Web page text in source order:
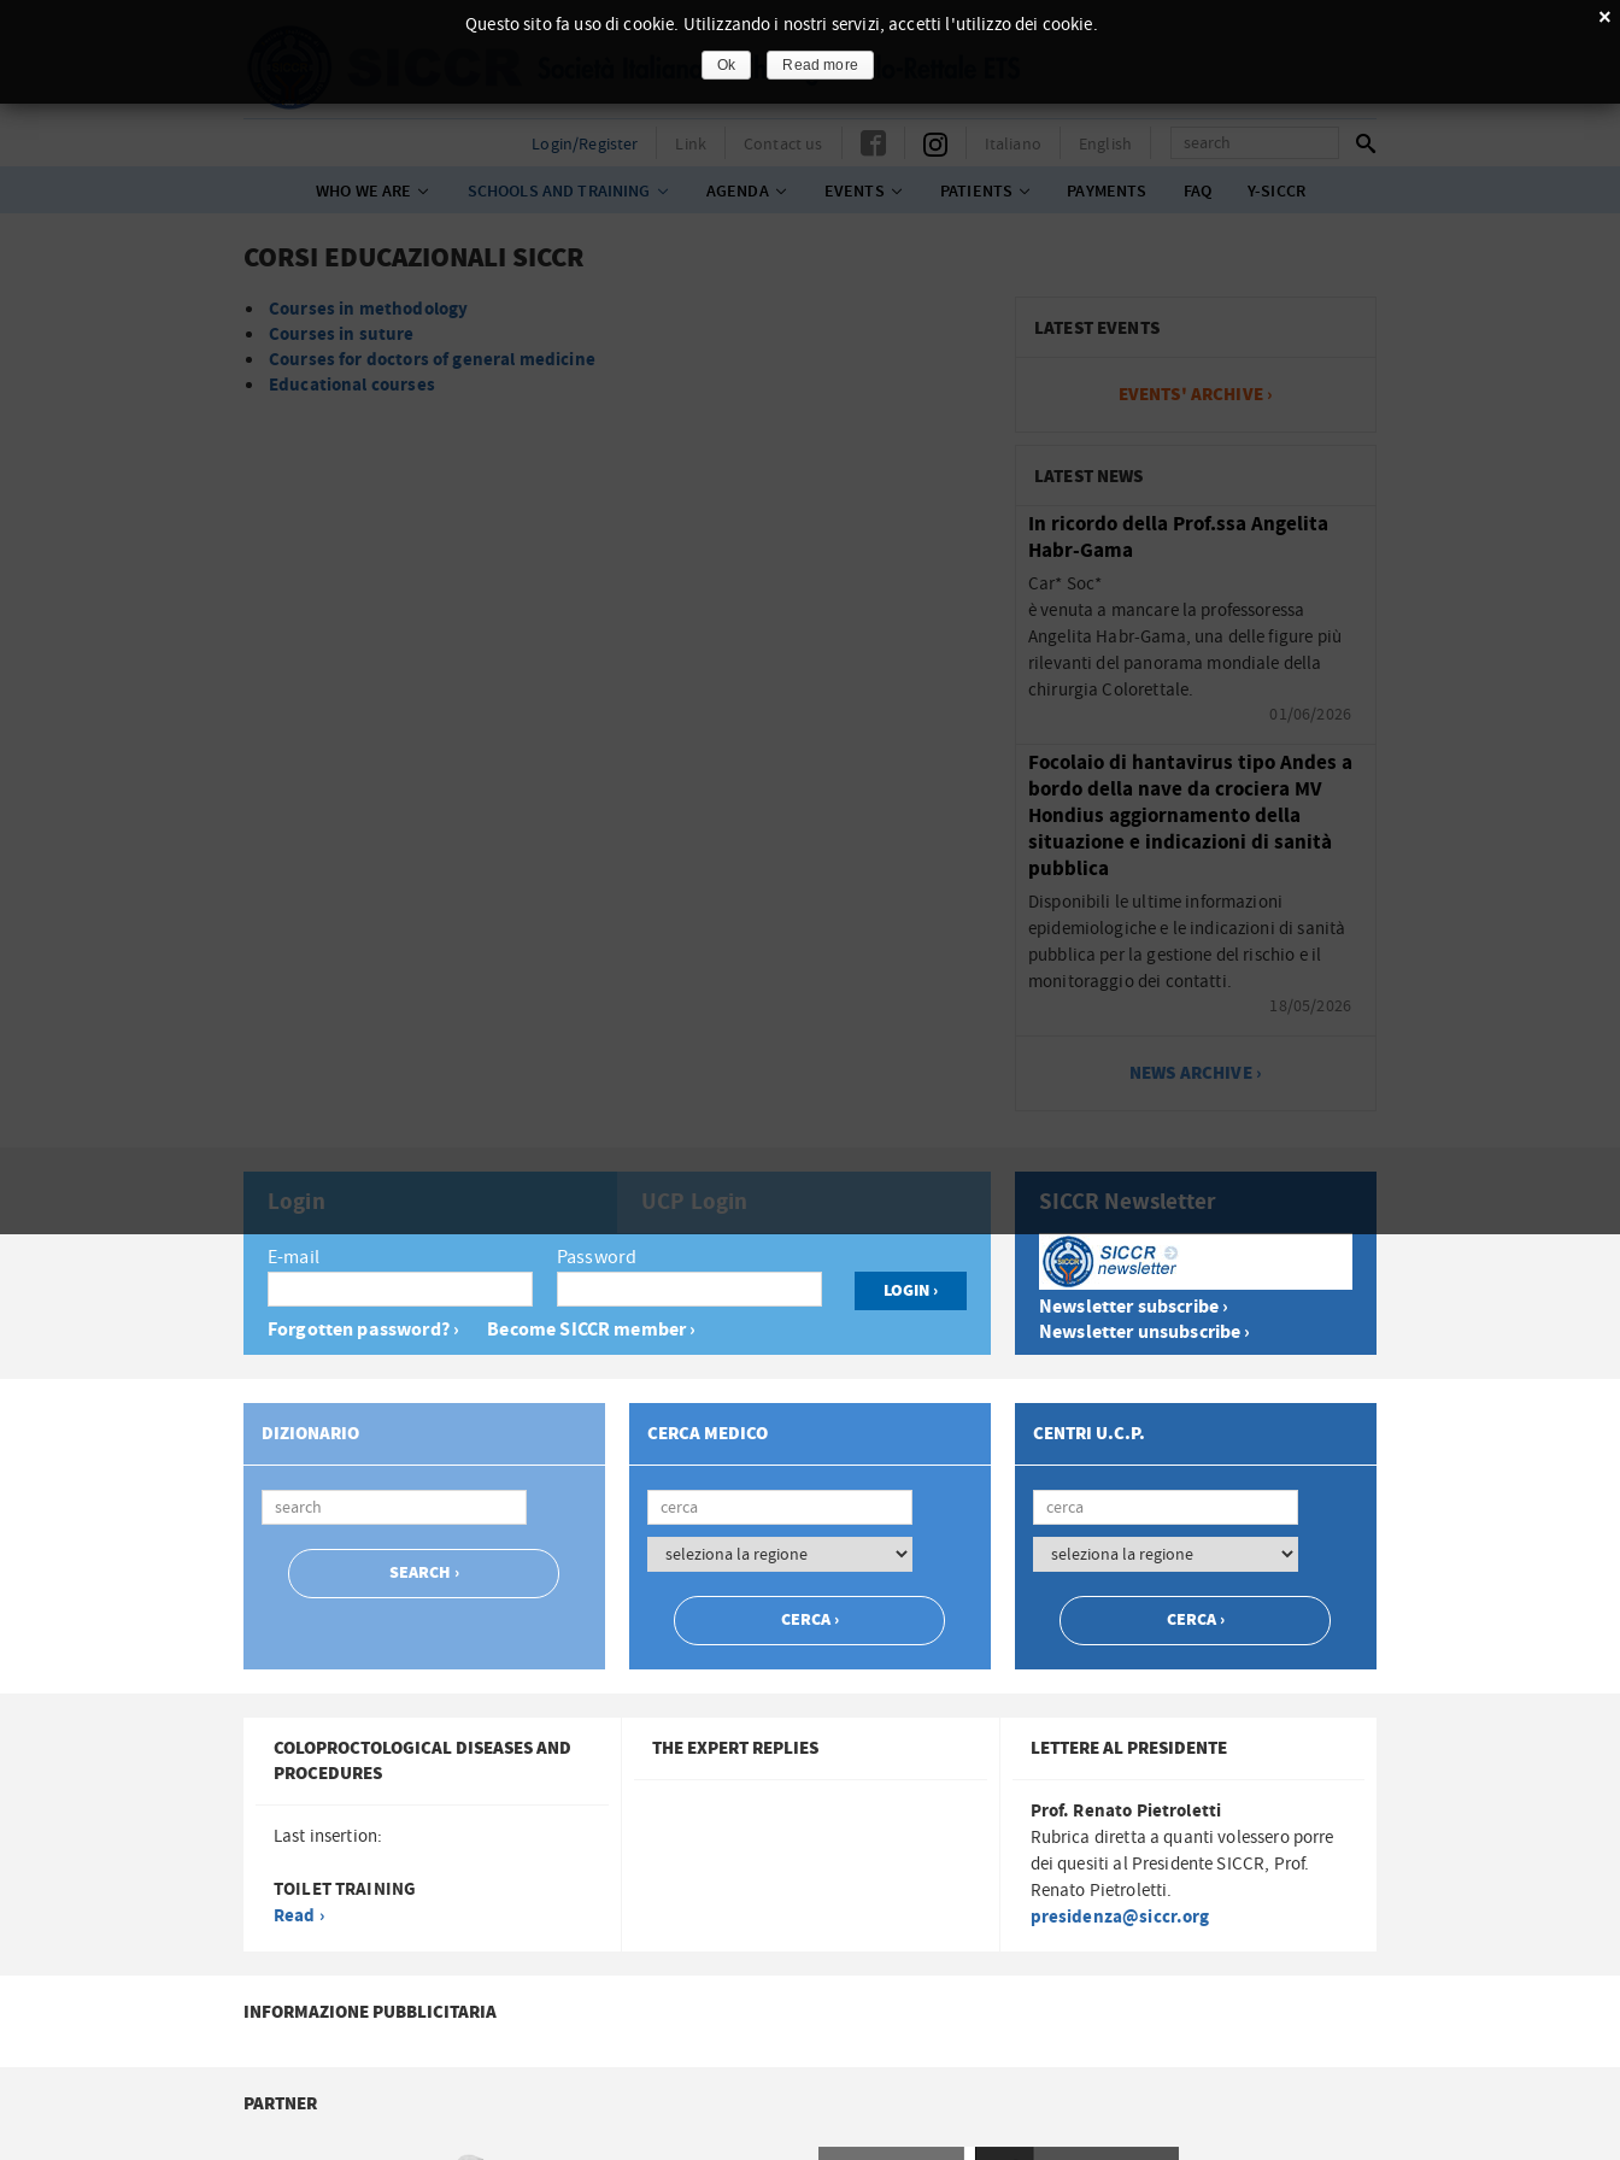
Login/Register Link Contact us Italiano English
WHO WE ARE SCHOOLS AND TRAINING AGENDA EVENTS PATIENTS PAYMENTS FAQ Y-SICCR
CORSI EDUCAZIONALI SICCR
Courses in methodology
Courses in suture
Courses for doctors of general medicine
Educational courses
LATEST EVENTS
EVENTS' ARCHIVE ›
LATEST NEWS
In ricordo della Prof.ssa Angelita
Habr-Gama
Car* Soc*
è venuta a mancare la professoressa
Angelita Habr-Gama, una delle figure più
rilevanti del panorama mondiale della
chirurgia Colorettale.
01/06/2026
Focolaio di hantavirus tipo Andes a
bordo della nave da crociera MV
Hondius aggiornamento della
situazione e indicazioni di sanità
pubblica
Disponibili le ultime informazioni
epidemiologiche e le indicazioni di sanità
pubblica per la gestione del rischio e il
monitoraggio dei contatti.
18/05/2026
NEWS ARCHIVE ›
Login UCP Login
E-mail Password
Forgotten password? › Become SICCR member ›
SICCR Newsletter
Newsletter subscribe ›
Newsletter unsubscribe ›
DIZIONARIO CERCA MEDICO CENTRI U.C.P.
COLOPROCTOLOGICAL DISEASES AND
PROCEDURES
Last insertion:
TOILET TRAINING
Read ›
THE EXPERT REPLIES LETTERE AL PRESIDENTE
Prof. Renato Pietroletti
Rubrica diretta a quanti volessero porre
dei quesiti al Presidente SICCR, Prof.
Renato Pietroletti.
presidenza@siccr.org
INFORMAZIONE PUBBLICITARIA
PARTNER
×
Questo sito fa uso di cookie. Utilizzando i nostri servizi, accetti l'utilizzo dei cookie.
Ok Read more